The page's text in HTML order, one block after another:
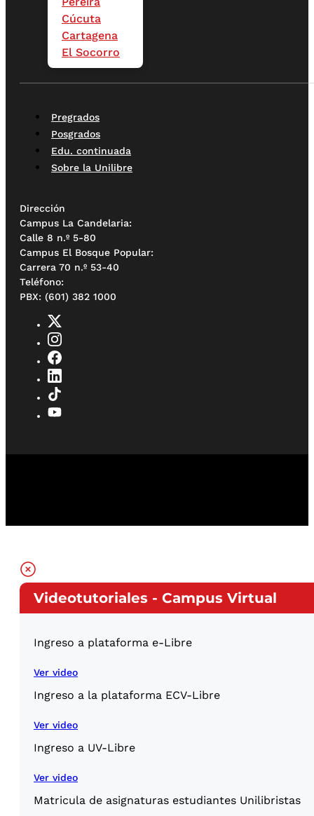
Cúcuta
Cartagena
El Socorro
Pregrados
Posgrados
Edu. continuada
Sobre la Unilibre
Dirección
Campus La Candelaria:
Calle 8 n.º 5-80
Campus El Bosque Popular:
Carrera 70 n.º 53-40
Teléfono:
PBX: (601) 382 1000
Videotutoriales - Campus Virtual
Ingreso a plataforma e-Libre
Ver video
Ingreso a la plataforma ECV-Libre
Ver video
Ingreso a UV-Libre
Ver video
Matricula de asignaturas estudiantes Unilibristas